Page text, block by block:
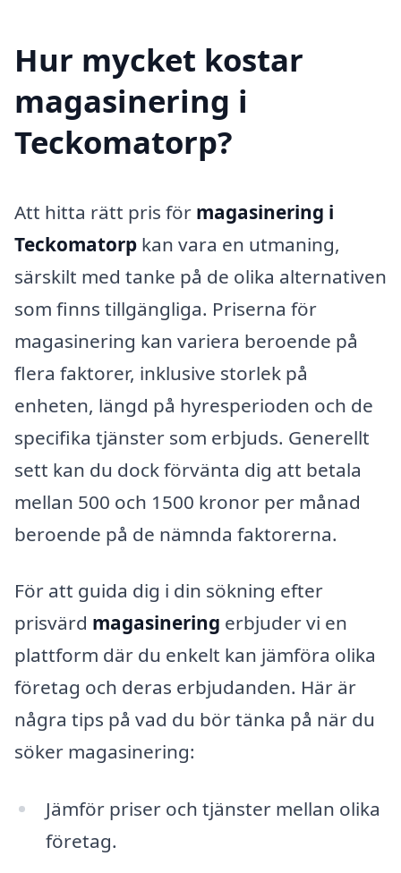
Hur mycket kostar
magasinering i
Teckomatorp?
Att hitta rätt pris för magasinering i
Teckomatorp kan vara en utmaning,
särskilt med tanke på de olika alternativen
som finns tillgängliga. Priserna för
magasinering kan variera beroende på
flera faktorer, inklusive storlek på
enheten, längd på hyresperioden och de
specifika tjänster som erbjuds. Generellt
sett kan du dock förvänta dig att betala
mellan 500 och 1500 kronor per månad
beroende på de nämnda faktorerna.
För att guida dig i din sökning efter
prisvärd magasinering erbjuder vi en
plattform där du enkelt kan jämföra olika
företag och deras erbjudanden. Här är
några tips på vad du bör tänka på när du
söker magasinering:
Jämför priser och tjänster mellan olika
företag.